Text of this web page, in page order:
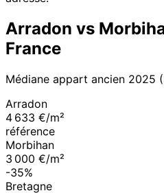
Arradon vs
France
Médiane appart ancien 2025
Arradon
4 633 €/m²
référence
Morbihan
3 000 €/m²
-35%
Bretagne